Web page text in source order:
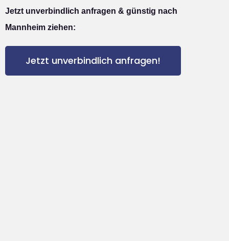
Jetzt unverbindlich anfragen & günstig nach
Mannheim ziehen:
Jetzt unverbindlich anfragen!